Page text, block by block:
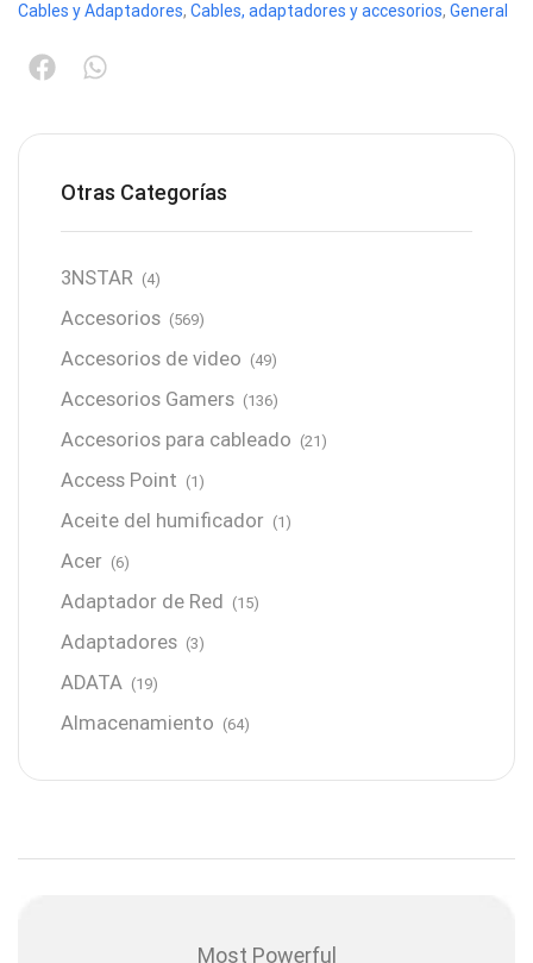
Cables y Adaptadores, Cables, adaptadores y accesorios, General
Otras Categorías
3NSTAR (4)
Accesorios (569)
Accesorios de video (49)
Accesorios Gamers (136)
Accesorios para cableado (21)
Access Point (1)
Aceite del humificador (1)
Acer (6)
Adaptador de Red (15)
Adaptadores (3)
ADATA (19)
Almacenamiento (64)
Most Powerful